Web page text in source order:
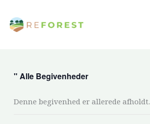
indholdet
" Alle Begivenheder
Denne begivenhed er allerede afholdt.